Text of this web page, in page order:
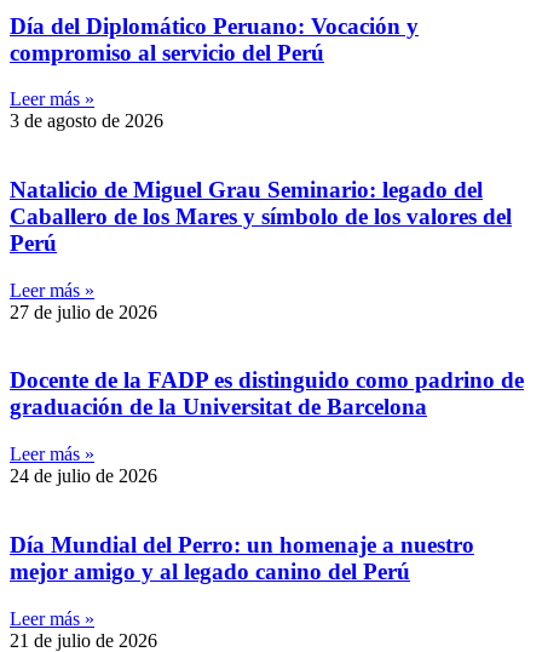
Día del Diplomático Peruano: Vocación y
compromiso al servicio del Perú
Leer más »
3 de agosto de 2026
Natalicio de Miguel Grau Seminario: legado del
Caballero de los Mares y símbolo de los valores del
Perú
Leer más »
27 de julio de 2026
Docente de la FADP es distinguido como padrino de
graduación de la Universitat de Barcelona
Leer más »
24 de julio de 2026
Día Mundial del Perro: un homenaje a nuestro
mejor amigo y al legado canino del Perú
Leer más »
21 de julio de 2026